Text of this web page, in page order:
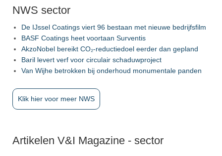
NWS sector
De IJssel Coatings viert 96 bestaan met nieuwe bedrijfsfilm
BASF Coatings heet voortaan Surventis
AkzoNobel bereikt CO₂-reductiedoel eerder dan gepland
Baril levert verf voor circulair schaduwproject
Van Wijhe betrokken bij onderhoud monumentale panden
Klik hier voor meer NWS
Artikelen V&I Magazine - sector